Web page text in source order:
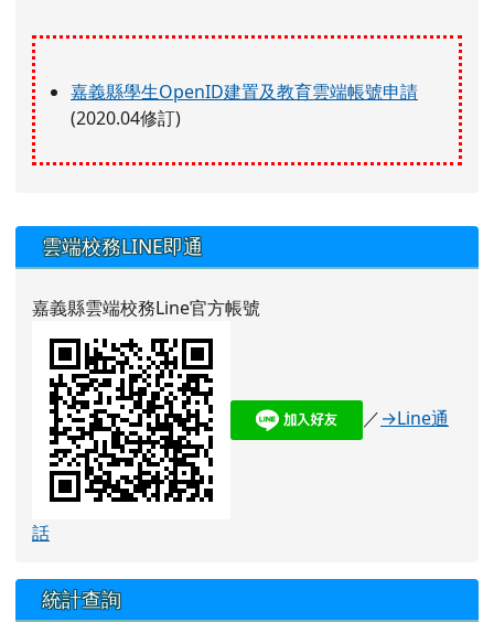
嘉義縣學生OpenID建置及教育雲端帳號申請
(2020.04修訂)
左邊區域內容
雲端校務LINE即通
嘉義縣雲端校務Line官方帳號
／→Line通
話
統計查詢